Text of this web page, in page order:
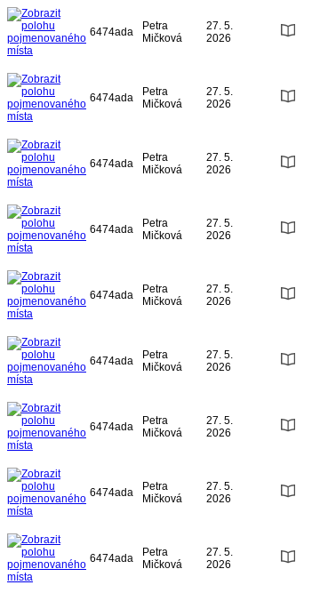
6474ada
Petra
Mičková
27. 5.
2026
6474ada
Petra
Mičková
27. 5.
2026
6474ada
Petra
Mičková
27. 5.
2026
6474ada
Petra
Mičková
27. 5.
2026
6474ada
Petra
Mičková
27. 5.
2026
6474ada
Petra
Mičková
27. 5.
2026
6474ada
Petra
Mičková
27. 5.
2026
6474ada
Petra
Mičková
27. 5.
2026
6474ada
Petra
Mičková
27. 5.
2026